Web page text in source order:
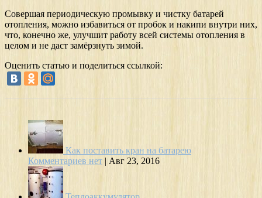
Совершая периодическую промывку и чистку батарей
отопления, можно избавиться от пробок и накипи внутри них,
что, конечно же, улучшит работу всей системы отопления в
целом и не даст замёрзнуть зимой.
Оценить статью и поделиться ссылкой:
Как поставить кран на батарею
Комментариев нет | Авг 23, 2016